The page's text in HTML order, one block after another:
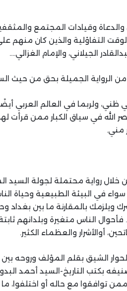
وقيادات المجتمع
التفاؤلية والذين كان منهم
الجيلاني، والإمام الغزالي….
الرواية الجميلة بحق من حيث
ولربما في العالم العربي
الله في سياق الكبار ممن قرأت لهم
مني.
خلال رواية محتملة لجولة
سواء في البيئة الطبيعية وحياة
ويلزمك بالمقارنة ما بين بغداد
الناس متغيرة وبلدانهم
أوالأشرار والعظماء الكثير.
الشيق بقلم المؤلف وروحه
بكتب التاريخ-السيد أحمد
توافقوا مع حاله أو اختلفوا،